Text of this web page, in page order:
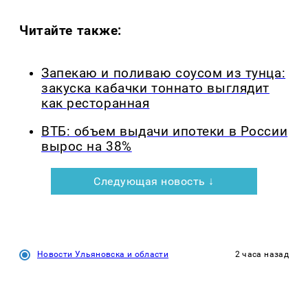
Читайте также:
Запекаю и поливаю соусом из тунца:
закуска кабачки тоннато выглядит
как ресторанная
ВТБ: объем выдачи ипотеки в России
вырос на 38%
Следующая новость ↓
Новости Ульяновска и области 2 часа назад